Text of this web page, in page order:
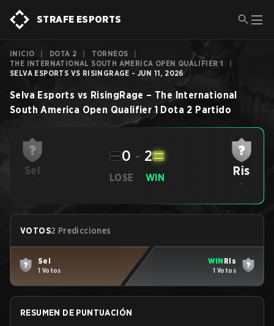
STRAFE ESPORTS
INICIO DOTA 2 TORNEOS
THE INTERNATIONAL SOUTH AMERICA OPEN QUALIFIER 1
SELVA ESPORTS VS RISINGRAGE - JUN 11, 2026
Selva Esports vs RisingRage – The International
South America Open Qualifier 1 Dota 2 Partido
Sel
-
LOSE
0 - 2
WIN Ris
-
VOTOS2 Predicciones
Sel
1 Votos
WIN Ris
1 Votos
RESUMEN DE PUNTUACIÓN